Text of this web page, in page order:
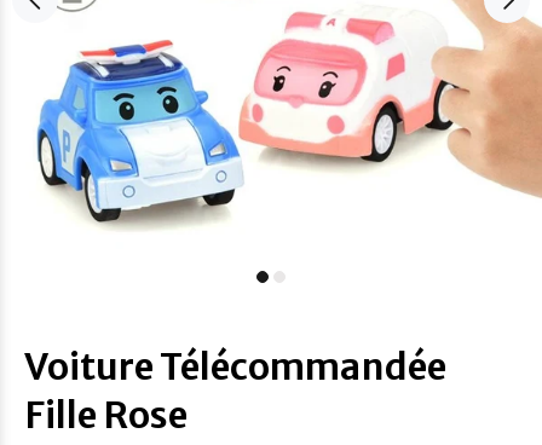
Voiture Télécommandée
Fille Rose